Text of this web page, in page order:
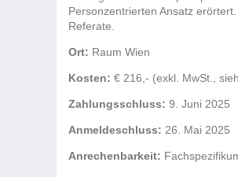
Personzentrierten Ansatz
Referate.
Ort: Raum Wien
Kosten: € 216,- (exkl. MwSt.,
Zahlungsschluss: 9. Juni 2025
Anmeldeschluss: 26. Mai 2025
Anrechenbarkeit: